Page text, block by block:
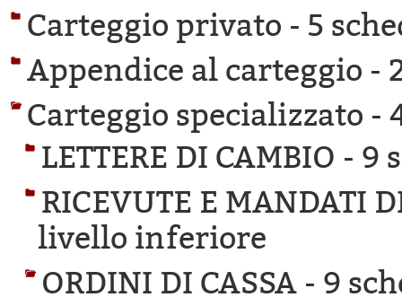
Carteggio privato - 5
Appendice al carteggio -
Carteggio specializzato -
LETTERE DI CAMBIO - 9
RICEVUTE E MANDATI
livello inferiore
ORDINI DI CASSA - 9